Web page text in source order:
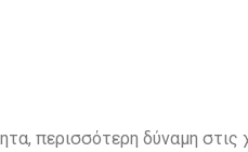
περισσότερη δύναμη στις